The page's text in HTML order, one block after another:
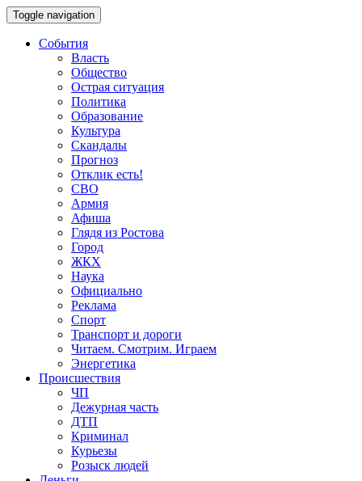
Toggle navigation
События
Власть
Общество
Острая ситуация
Политика
Образование
Культура
Скандалы
Прогноз
Отклик есть!
СВО
Армия
Афиша
Глядя из Ростова
Город
ЖКХ
Наука
Официально
Реклама
Спорт
Транспорт и дороги
Читаем. Смотрим. Играем
Энергетика
Происшествия
ЧП
Дежурная часть
ДТП
Криминал
Курьезы
Розыск людей